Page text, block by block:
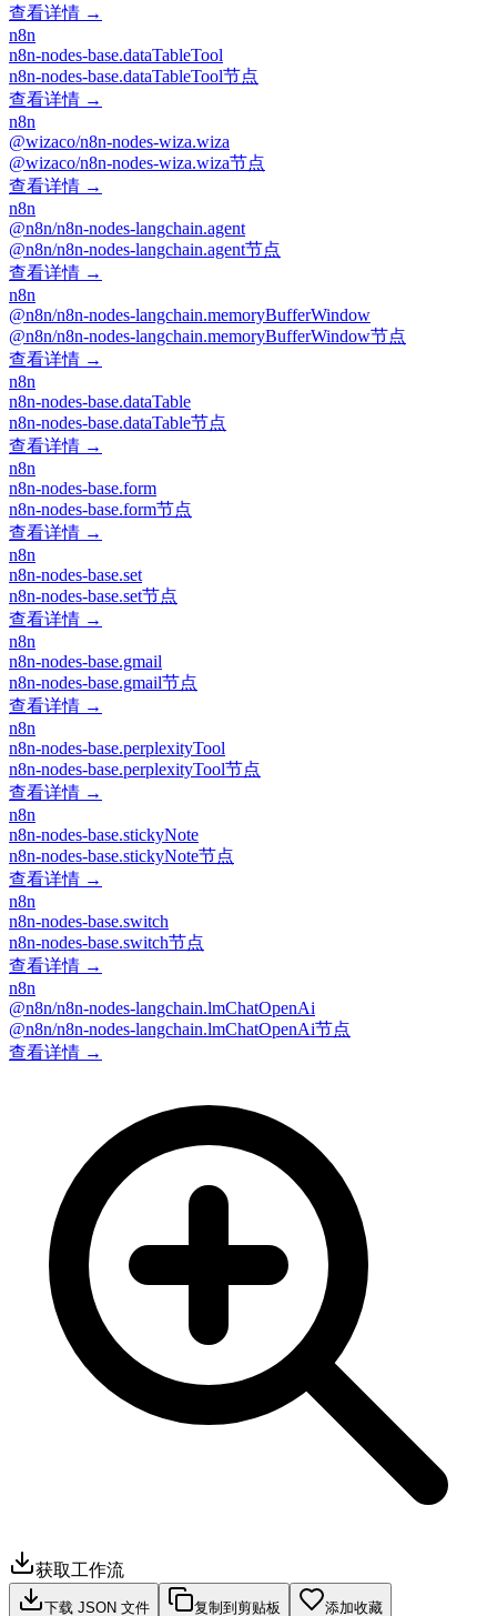
查看详情 →
n8n
n8n-nodes-base.dataTableTool
n8n-nodes-base.dataTableTool节点
查看详情 →
n8n
@wizaco/n8n-nodes-wiza.wiza
@wizaco/n8n-nodes-wiza.wiza节点
查看详情 →
n8n
@n8n/n8n-nodes-langchain.agent
@n8n/n8n-nodes-langchain.agent节点
查看详情 →
n8n
@n8n/n8n-nodes-langchain.memoryBufferWindow
@n8n/n8n-nodes-langchain.memoryBufferWindow节点
查看详情 →
n8n
n8n-nodes-base.dataTable
n8n-nodes-base.dataTable节点
查看详情 →
n8n
n8n-nodes-base.form
n8n-nodes-base.form节点
查看详情 →
n8n
n8n-nodes-base.set
n8n-nodes-base.set节点
查看详情 →
n8n
n8n-nodes-base.gmail
n8n-nodes-base.gmail节点
查看详情 →
n8n
n8n-nodes-base.perplexityTool
n8n-nodes-base.perplexityTool节点
查看详情 →
n8n
n8n-nodes-base.stickyNote
n8n-nodes-base.stickyNote节点
查看详情 →
n8n
n8n-nodes-base.switch
n8n-nodes-base.switch节点
查看详情 →
n8n
@n8n/n8n-nodes-langchain.lmChatOpenAi
@n8n/n8n-nodes-langchain.lmChatOpenAi节点
查看详情 →
获取工作流
下载 JSON 文件 复制到剪贴板 添加收藏